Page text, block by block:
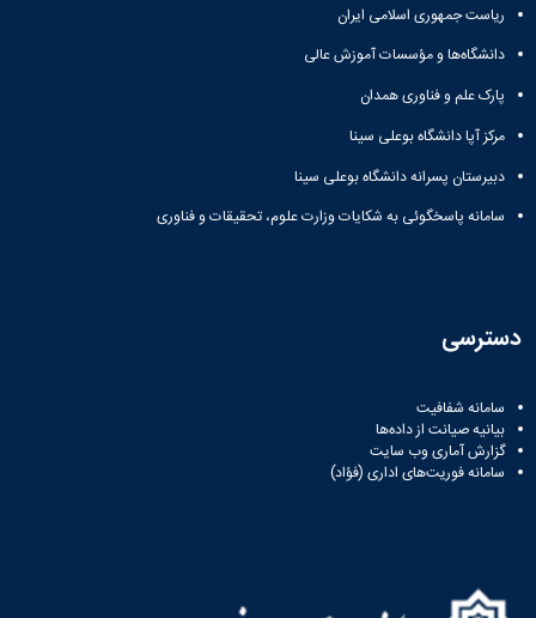
ریاست جمهوری اسلامی ایران
دانشگاه‌ها و مؤسسات آموزش عالی
پارک علم و فناوری همدان
مرکز آپا دانشگاه بوعلی سینا
دبیرستان پسرانه دانشگاه بوعلی سینا
سامانه پاسخگوئی به شکایات وزارت علوم، تحقیقات و فناوری
دسترسی
سامانه شفافیت
بیانیه صیانت از داده‌ها
گزارش آماری وب‌ سایت
سامانه فوریت‌های اداری (فؤاد)